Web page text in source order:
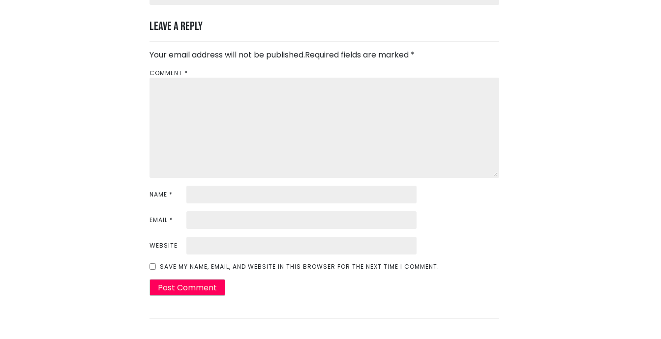
t
n
a
o
n
Leave a Reply
Your email address will not be published.Required fields are marked *
COMMENT *
NAME *
EMAIL *
WEBSITE
SAVE MY NAME, EMAIL, AND WEBSITE IN THIS BROWSER FOR THE NEXT TIME I COMMENT.